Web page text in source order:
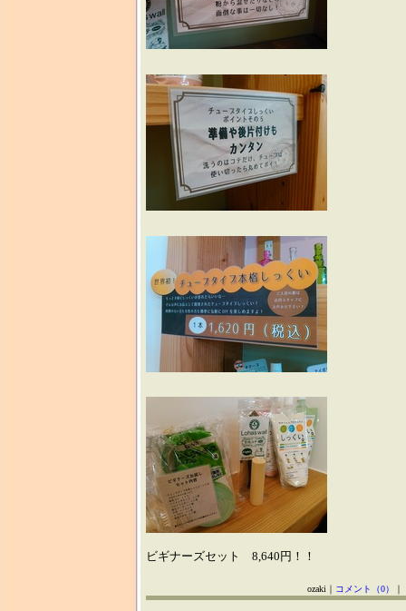
ビギナーズセット 8,640円！！
ozaki｜ コメント（0） ｜